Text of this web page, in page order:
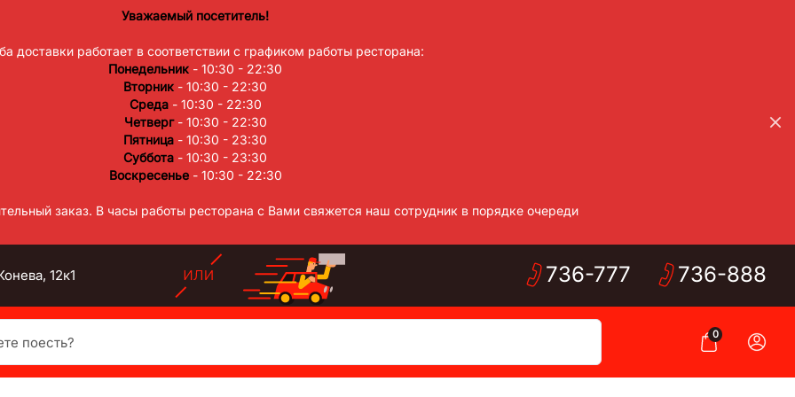
Уважаемый посетитель!
доставки работает в соответствии с графиком работы ресторана:
Понедельник - 10:30 - 22:30
Вторник - 10:30 - 22:30
Среда- 10:30 - 22:30
Четверг- 10:30 - 22:30
Пятница - 10:30 - 23:30
Суббота - 10:30 - 23:30
Воскресенье- 10:30 - 22:30
заказ. В часы работы ресторана с Вами свяжется наш сотрудник в порядке очереди
12к1 736-777 736-888
0